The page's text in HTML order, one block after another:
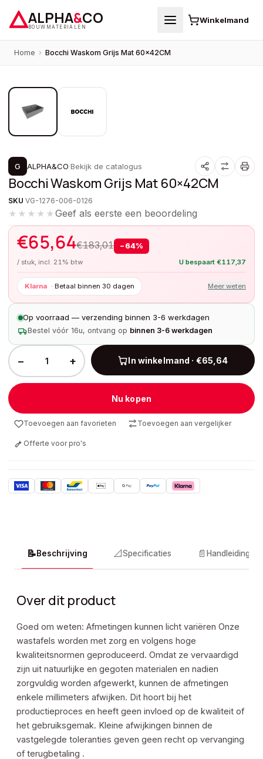
ALPHA&CO
BOUWMATERIALEN
Winkelmand
Home › Bocchi Waskom Grijs Mat 60×42CM
PROMOTIE
G ALPHA&CO·Bekijk de catalogus
Bocchi Waskom Grijs Mat 60×42CM
SKU VG-1276-006-0126
★★★★★Geef als eerste een beoordeling
€65,64€183,01 − 64%
/ stuk, incl. 21% btw U bespaart €117,37
Klarna · Betaal binnen 30 dagen Meer weten
Op voorraad — verzending binnen 3-6 werkdagen
Bestel vóór 16u, ontvang op binnen 3-6 werkdagen
− + In winkelmand · €65,64
Nu kopen
Toevoegen aan favorieten Toevoegen aan vergelijker
Offerte voor pro's
📝Beschrijving 📐Specificaties 📄 Handleidingen
Over dit product
Goed om weten: Afmetingen kunnen licht variëren Onze
wastafels worden met zorg en volgens hoge
kwaliteitsnormen geproduceerd. Omdat ze vervaardigd
zijn uit natuurlijke en gegoten materialen en nadien
zorgvuldig worden afgewerkt, kunnen de afmetingen
enkele millimeters afwijken. Dit hoort bij het
productieproces en heeft geen invloed op de kwaliteit of
het gebruiksgemak. Kleine afwijkingen binnen de
vastgelegde toleranties geven geen recht op vervanging
of terugbetaling .